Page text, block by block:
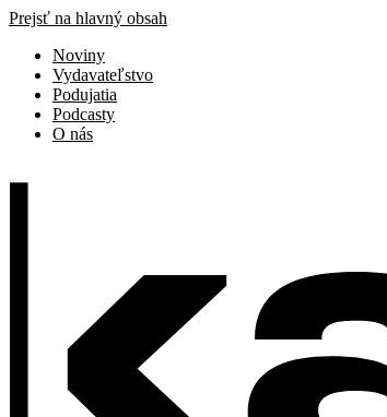
Prejsť na hlavný obsah
Noviny
Vydavateľstvo
Podujatia
Podcasty
O nás